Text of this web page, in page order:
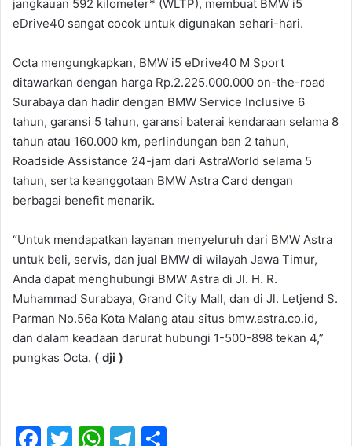
jangkauan 592 kilometer* (WLTP), membuat BMW i5
eDrive40 sangat cocok untuk digunakan sehari-hari.
Octa mengungkapkan, BMW i5 eDrive40 M Sport
ditawarkan dengan harga Rp.2.225.000.000 on-the-road
Surabaya dan hadir dengan BMW Service Inclusive 6
tahun, garansi 5 tahun, garansi baterai kendaraan selama 8
tahun atau 160.000 km, perlindungan ban 2 tahun,
Roadside Assistance 24-jam dari AstraWorld selama 5
tahun, serta keanggotaan BMW Astra Card dengan
berbagai benefit menarik.
“Untuk mendapatkan layanan menyeluruh dari BMW Astra
untuk beli, servis, dan jual BMW di wilayah Jawa Timur,
Anda dapat menghubungi BMW Astra di Jl. H. R.
Muhammad Surabaya, Grand City Mall, dan di Jl. Letjend S.
Parman No.56a Kota Malang atau situs bmw.astra.co.id,
dan dalam keadaan darurat hubungi 1-500-898 tekan 4,”
pungkas Octa. ( dji )
F
T
W T